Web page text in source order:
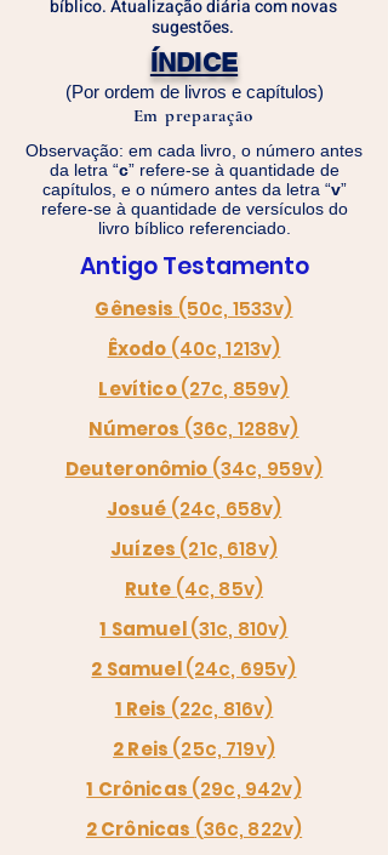
bíblico. Atualização diária com novas
sugestões.
ÍNDICE
(Por ordem de livros e capítulos)
Em preparação
Observação: em cada livro, o número antes
da letra “c” refere-se à quantidade de
capítulos, e o número antes da letra “v”
refere-se à quantidade de versículos do
livro bíblico referenciado.
Antigo Testamento
Gênesis (50c, 1533v)
Êxodo (40c, 1213v)
Levítico(27c, 859v)
Números (36c, 1288v)
Deuteronômio (34c, 959v)
Josué (24c, 658v)
Juízes (21c, 618v)
Rute (4c, 85v)
1 Samuel(31c, 810v)
2 Samuel(24c, 695v)
1 Reis (22c, 816v)
2 Reis (25c, 719v)
1 Crônicas (29c, 942v)
2 Crônicas (36c, 822v)